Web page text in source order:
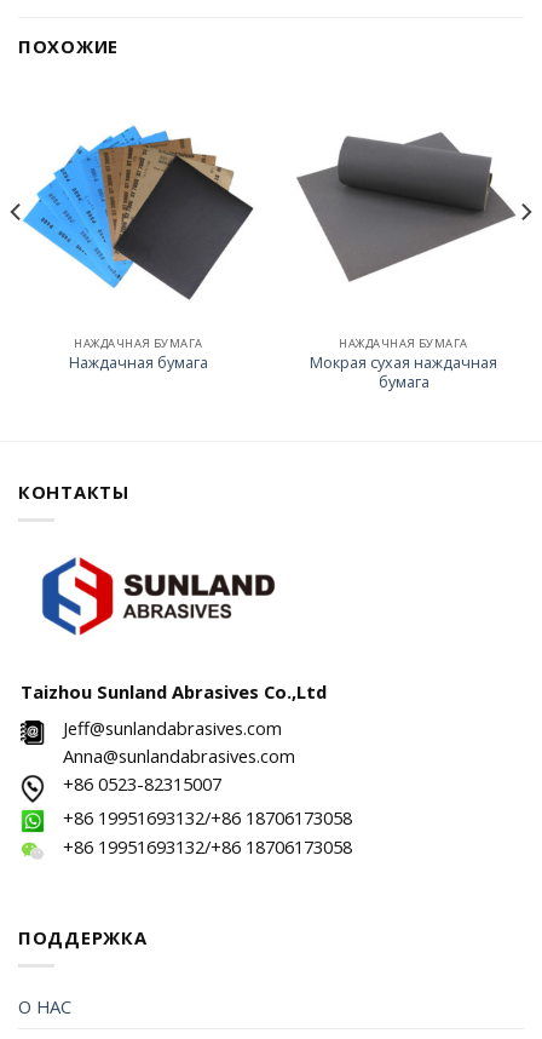
ПОХОЖИЕ
НАЖДАЧНАЯ БУМАГА
Наждачная бумага
НАЖДАЧНАЯ БУМАГА
Мокрая сухая наждачная
бумага
КОНТАКТЫ
Taizhou Sunland Abrasives Co.,Ltd
Jeff@sunlandabrasives.com
Anna@sunlandabrasives.com
+86 0523-82315007
+86 19951693132/+86 18706173058
+86 19951693132/+86 18706173058
ПОДДЕРЖКА
О НАС